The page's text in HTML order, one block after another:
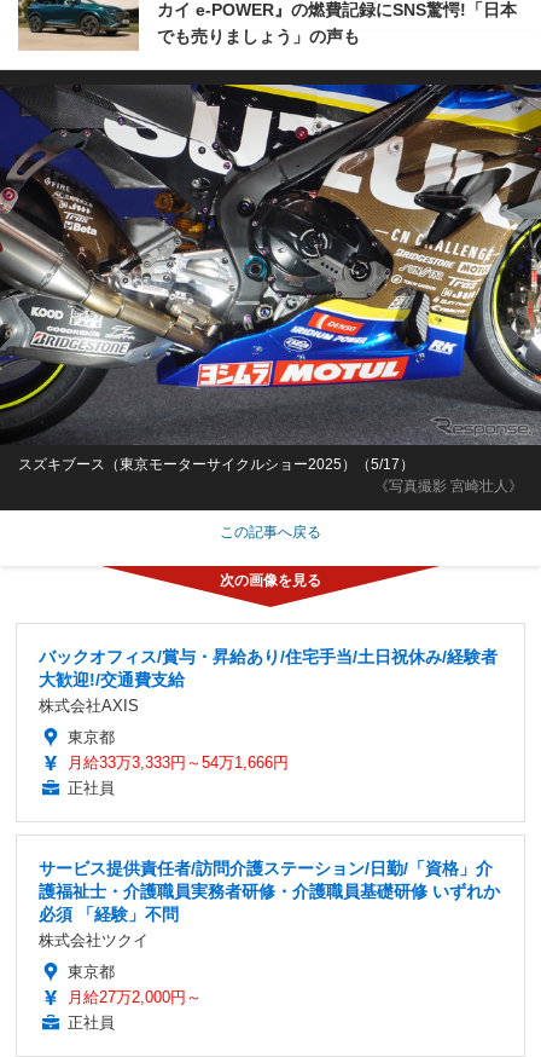
カイ e-POWER』の燃費記録にSNS驚愕!「日本
でも売りましょう」の声も
《写真撮影 宮崎壮人》
スズキブース（東京モーターサイクルショー2025）（5/17）
この記事へ戻る
バックオフィス/賞与・昇給あり/住宅手当/土日祝休み/経験者
大歓迎!/交通費支給
株式会社AXIS
東京都
月給33万3,333円～54万1,666円
正社員
サービス提供責任者/訪問介護ステーション/日勤/「資格」介
護福祉士・介護職員実務者研修・介護職員基礎研修 いずれか
必須 「経験」不問
株式会社ツクイ
東京都
月給27万2,000円～
正社員